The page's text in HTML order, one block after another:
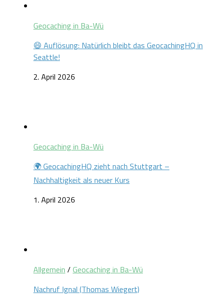
Geocaching in Ba-Wü
😄 Auflösung: Natürlich bleibt das GeocachingHQ in
Seattle!
2. April 2026
Geocaching in Ba-Wü
🌍 GeocachingHQ zieht nach Stuttgart –
Nachhaltigkeit als neuer Kurs
1. April 2026
Allgemein / Geocaching in Ba-Wü
Nachruf Ignal (Thomas Wiegert)